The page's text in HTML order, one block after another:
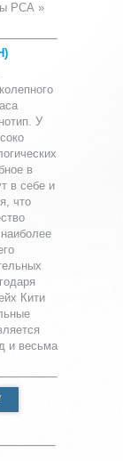
PCA »
У
в
в себе и
что
Кити
и весьма